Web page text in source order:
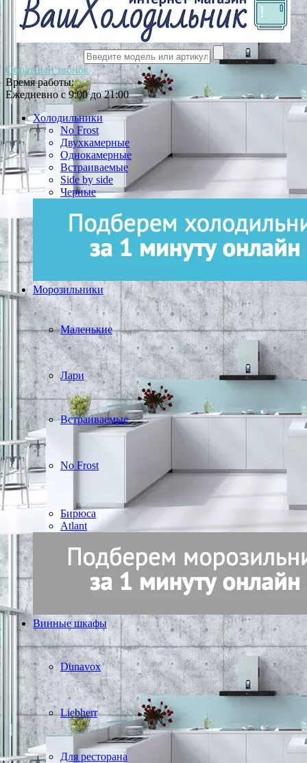
Обратный звонок
Время работы:
Ежедневно с 9:00 до 21:00
Холодильники
No Frost
Двухкамерные
Однокамерные
Встраиваемые
Side by side
Черные
Морозильники
Маленькие
Лари
Встраиваемые
No Frost
Бирюса
Atlant
Винные шкафы
Dunavox
Liebherr
Для ресторана